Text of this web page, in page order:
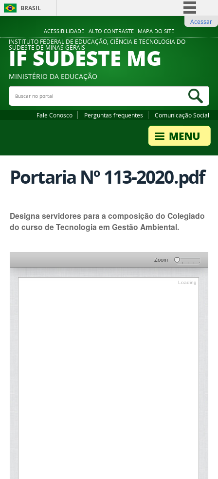
ACESSIBILIDADE ALTO CONTRASTE MAPA DO SITE
BRASIL
Comunica BR
Participe
Legislação
Acessar
INSTITUTO FEDERAL DE EDUCAÇÃO, CIÊNCIA E TECNOLOGIA DO
SUDESTE DE MINAS GERAIS
IF SUDESTE MG
MINISTÉRIO DA EDUCAÇÃO
Buscar no portal
Fale Conosco Perguntas frequentes Comunicação Social
Portaria Nº 113-2020.pdf
Designa servidores para a composição do Colegiado
do curso de Tecnologia em Gestão Ambiental.
Zoom
Loading
Loading